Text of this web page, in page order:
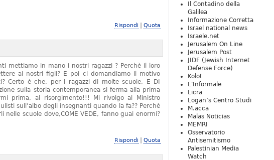
Rispondi Quota
mettiamo in mano i nostri ragazzi ? Perchè il loro
ai nostri figli? E poi ci domandiamo il motivo
Certo è che, per i ragazzi di molte scuole, E DI
sulla storia contemporanea si ferma alla prima
prima, al risorgimento!!! Mi rivolgo al Ministro
sull’albo degli insegnanti quando la fa?? Perchè
scuole dove,COME VEDE, fanno guai enormi?
Rispondi Quota
Il Contadino della
Galilea
Informazione Corretta
Israel national news
Israele.net
Jerusalem On Line
Jerusalem Post
JIDF (Jewish Internet
Defense Force)
Kolot
L'Informale
Licra
Logan’s Centro Studi
M.acca
Malas Noticias
MEMRI
Osservatorio
Antisemitismo
Palestinian Media
Watch